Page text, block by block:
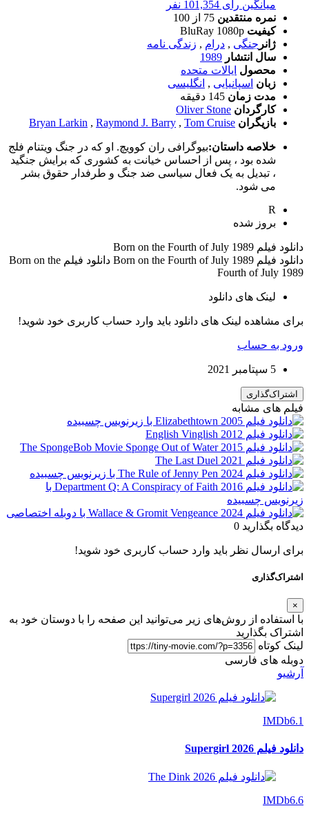
میانگین رای 101,354 نفر
نمره منتقدین 75 از 100
کیفیت BluRay 1080p
ژانر جنگی , درام , زندگی نامه
سال انتشار 1989
محصول ایالات متحده
زبان اسپانیایی , انگلیسی
مدت زمان 145 دقیقه
کارگردان Oliver Stone
بازیگران
Bryan Larkin , Raymond J. Barry , Tom Cruise
خلاصه داستان:بیوگرافی ران کوویچ. او که در جنگ ویتنام فلج
شده بود ، پس از احساس خیانت به کشوری که برایش جنگید
، تبدیل به یک فعال سیاسی ضد جنگ و طرفدار حقوق بشر
می شود.
R
بروز‌ شده
دانلود فیلم Born on the Fourth of July 1989
دانلود فیلم Born on the Fourth of July 1989 دانلود فیلم Born on the
Fourth of July 1989
لینک های دانلود
برای مشاهده لینک های دانلود باید وارد حساب کاربری خود شوید!
ورود به حساب
5 سپتامبر 2021
اشتراک‌گذاری
فیلم های مشابه
دیدگاه بگذارید 0
برای ارسال نظر باید وارد حساب کاربری خود شوید!
اشتراک‌گذاری
×
با استفاده از روش‌های زیر می‌توانید این صفحه را با دوستان خود به
اشتراک بگذارید
لینک کوتاه
دوبله های فارسی
آرشیو
IMDb6.1
دانلود فیلم Supergirl 2026
IMDb6.6